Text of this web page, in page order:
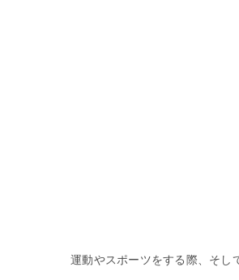
運動やスポーツをする際、そし